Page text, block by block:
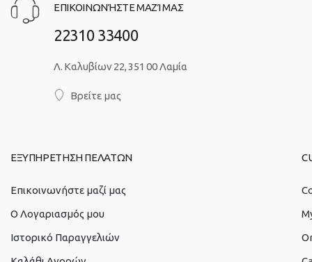
ΕΠΙΚΟΙΝΩΝΉΣΤΕ ΜΑΖΊ ΜΑΣ
22310 33400
Λ. Καλυβίων 22, 351 00 Λαμία
Βρείτε μας
ΕΞΥΠΗΡΕΤΗΣΗ ΠΕΛΑΤΩΝ
Επικοινωνήστε μαζί μας
O Λογαριασμός μου
Ιστορικό Παραγγελιών